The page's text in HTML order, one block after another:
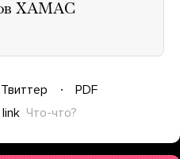
ХАМАС
Твиттер
PDF
Что-что?